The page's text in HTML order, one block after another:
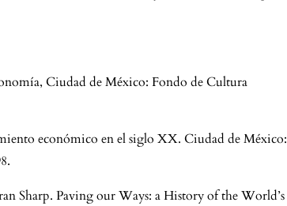
Ciudad de México: Fondo de Cultura
económico en el siglo XX. Ciudad de México:
Sharp. Paving our Ways: a History of the World’s